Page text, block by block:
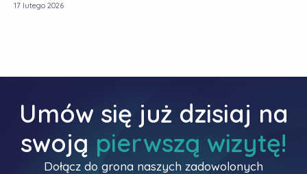
17 lutego 2026
Umów się już dzisiaj na
swoją pierwszą wizytę!
Dołącz do grona naszych zadowolonych